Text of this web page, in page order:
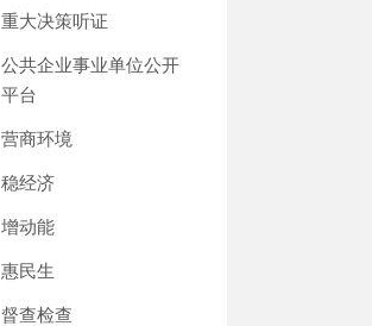
重大决策听证
公共企业事业单位公开
平台
营商环境
稳经济
增动能
惠民生
督查检查